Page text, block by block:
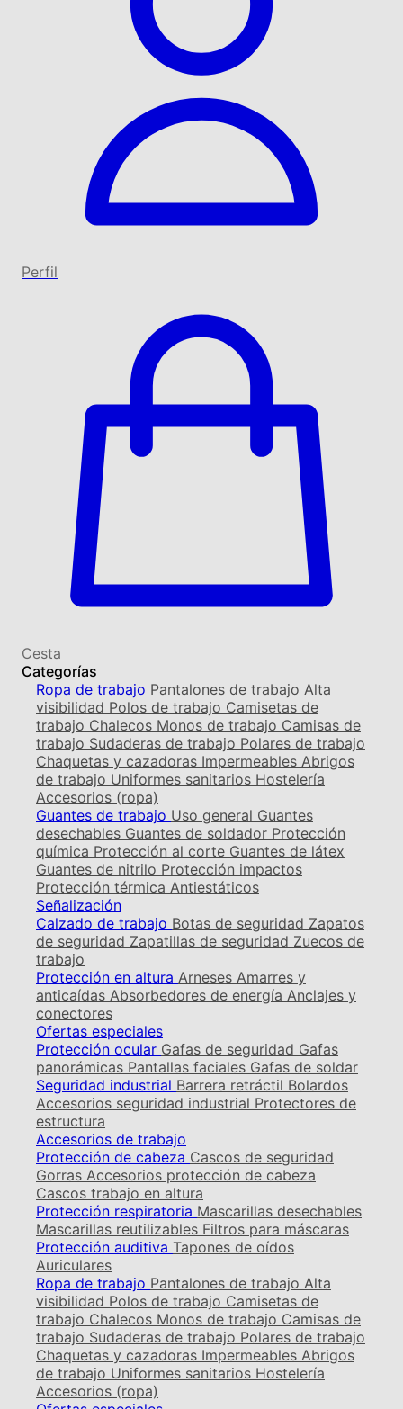
Perfil
Cesta
Categorías
Ropa de trabajo Pantalones de trabajo Alta
visibilidad Polos de trabajo Camisetas de
trabajo Chalecos Monos de trabajo Camisas de
trabajo Sudaderas de trabajo Polares de trabajo
Chaquetas y cazadoras Impermeables Abrigos
de trabajo Uniformes sanitarios Hostelería
Accesorios (ropa)
Guantes de trabajo Uso general Guantes
desechables Guantes de soldador Protección
química Protección al corte Guantes de látex
Guantes de nitrilo Protección impactos
Protección térmica Antiestáticos
Señalización
Calzado de trabajo Botas de seguridad Zapatos
de seguridad Zapatillas de seguridad Zuecos de
trabajo
Protección en altura Arneses Amarres y
anticaídas Absorbedores de energía Anclajes y
conectores
Ofertas especiales
Protección ocular Gafas de seguridad Gafas
panorámicas Pantallas faciales Gafas de soldar
Seguridad industrial Barrera retráctil Bolardos
Accesorios seguridad industrial Protectores de
estructura
Accesorios de trabajo
Protección de cabeza Cascos de seguridad
Gorras Accesorios protección de cabeza
Cascos trabajo en altura
Protección respiratoria Mascarillas desechables
Mascarillas reutilizables Filtros para máscaras
Protección auditiva Tapones de oídos
Auriculares
Ropa de trabajo Pantalones de trabajo Alta
visibilidad Polos de trabajo Camisetas de
trabajo Chalecos Monos de trabajo Camisas de
trabajo Sudaderas de trabajo Polares de trabajo
Chaquetas y cazadoras Impermeables Abrigos
de trabajo Uniformes sanitarios Hostelería
Accesorios (ropa)